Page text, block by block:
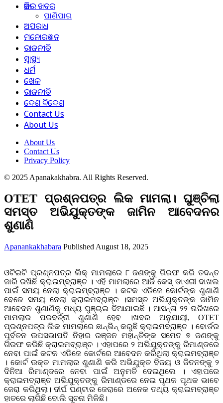
ଆଜିର ଖବର
ପାଣିପାଗ
ଅପରାଧ
ମନୋରଞ୍ଜନ
ରାଜନୀତି
ସ୍ୱାସ୍ଥ୍ୟ
ଧର୍ମ
ଖେଳ
ରାଜନୀତି
ଦେଶ ବିଦେଶ
Contact Us
About Us
About Us
Contact Us
Privacy Policy
© 2025 Apanakakhabra. All Rights Reserved.
OTET ପ୍ରଶ୍ନପତ୍ର ଲିକ ମାମଲା। ଘୁଞ୍ଚିଲା
ସମସ୍ତ ଅଭିଯୁକ୍ତଙ୍କ ଜାମିନ ଆବେଦନର
ଶୁଣାଣି
Apanankakhabara Published August 18, 2025
ଓଟିଇଟି ପ୍ରଶ୍ନପତ୍ର ଲିକ୍ ମାମଲାରେ ୮ ଜଣଙ୍କୁ ଗିରଫ କରି ତଦନ୍ତ
ଜାରି ରଖିଛି କ୍ରାଇମ୍‌ବ୍ରାଞ୍ଚ । ଏହି ମାମଲାରେ ଆଜି କେସ୍ ଡାଏରୀ ଦାଖଲ
ପାଇଁ ସମୟ ନେଲା କ୍ରାଇମ୍‌ବ୍ରାଞ୍ଚ । କଟକ ଏଡିଜେ କୋର୍ଟଙ୍କ ଶୁଣାଣି
ବେଳେ ସମୟ ନେଲା କ୍ରାଇମବ୍ରାଞ୍ଚ ।ସମସ୍ତ ଅଭିଯୁକ୍ତଙ୍କ ଜାମିନ
ଆବେଦନ ଶୁଣାଣିକୁ ମଧ୍ୟ ଘୁଞ୍ଚାଇ ଦିଆଯାଇଛି । ଆସନ୍ତା ୨୨ ତାରିଖରେ
ମାମଲାର ପରବର୍ତ୍ତୀ ଶୁଣାଣି ହେବ ।ଖବର ଅନୁଯାୟୀ, OTET
ପ୍ରଶ୍ନପତ୍ର ଲିକ ମାମଲାରେ ଛାନ୍‌ଭିନ୍‌ କରୁଛି କ୍ରାଇମବ୍ରାଞ୍ଚ । ବୋର୍ଡର
ପୂର୍ବତନ ଉପସଭାପତି ନିହାର ରଞ୍ଜନ ମହାନ୍ତିଙ୍କ ସମେତ ୭ ଜଣଙ୍କୁ
ଗିରଫ କରିଛି କ୍ରାଇମବ୍ରାଞ୍ଚ । ଏହାପରେ ୨ ଅଭିଯୁକ୍ତଙ୍କୁ ରିମାଣ୍ଡରେ
ନେବା ପାଇଁ କଟକ ଏଡିଜେ କୋର୍ଟରେ ଆବେଦନ କରିଥିଲା କ୍ରାଇମବ୍ରାଞ୍ଚ
। କୋର୍ଟ ଉକ୍ତ ମାମଲାର ଶୁଣାଣି କରି ଅଭିଯୁକ୍ତ ବିଜୟ ଓ ଜିତନଙ୍କୁ ୨
ଦିନିଆ ରିମାଣ୍ଡରେ ନେବା ପାଇଁ ଅନୁମତି ଦେଇଥିଲେ । ଏହାପରେ
କ୍ରାଇମବ୍ରାଞ୍ଚ ଅଭିଯୁକ୍ତଙ୍କୁ ରିମାଣ୍ଡରେ ନେଇ ପୃଥକ ପୃଥକ ଭାବେ
ଜେରା କରିଥିଲା। ଦୀର୍ଘ ଘଣ୍ଟାର ଜେରାରେ ଅନେକ ତଥ୍ୟ କ୍ରାଇମବ୍ରାଞ୍ଚ
ହାତରେ ଲାଗିଛି ବୋଲି ସୂଚନା ମିଳିଛି।